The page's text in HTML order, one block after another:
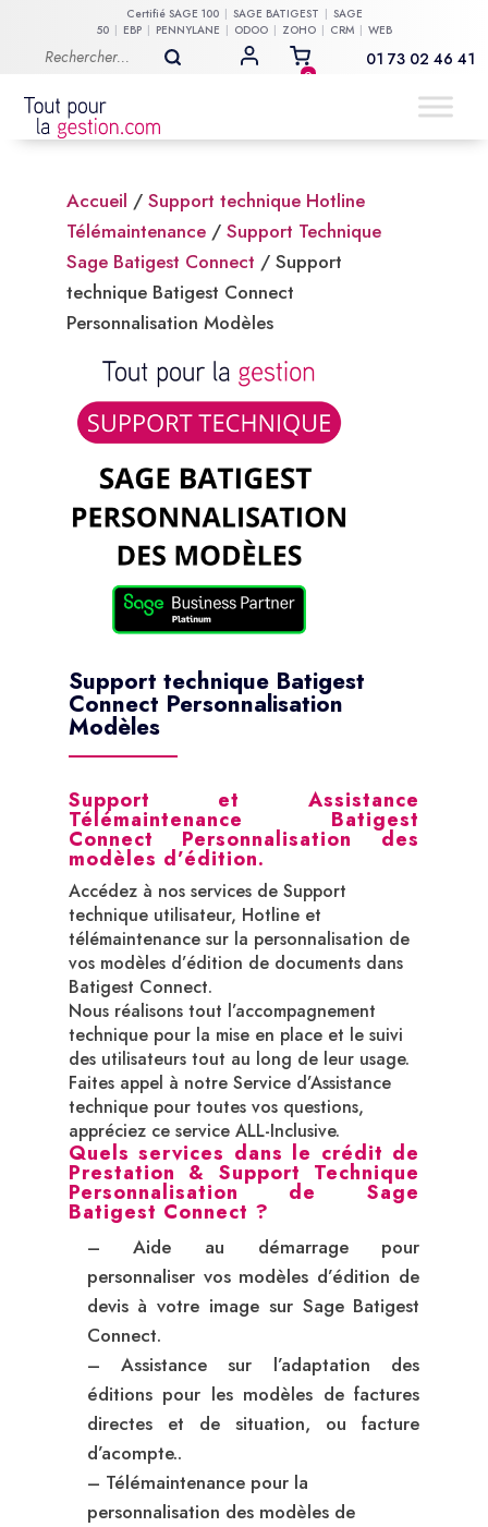
Certifié SAGE 100 SAGE BATIGEST
SAGE
50
EBP PENNYLANE ODOO ZOHO CRM WEB
MON COMPTE
0
01 73 02 46 41
Accueil / Support technique Hotline
Télémaintenance/ Support Technique
Sage Batigest Connect / Support
technique Batigest Connect
Personnalisation Modèles
Support technique Batigest
Connect Personnalisation
Modèles
Support et Assistance
Télémaintenance Batigest
Connect Personnalisation des
modèles d’édition.
Accédez à nos services de Support
technique utilisateur, Hotline et
télémaintenance sur la personnalisation de
vos modèles d’édition de documents dans
Batigest Connect.
Nous réalisons tout l’accompagnement
technique pour la mise en place et le suivi
des utilisateurs tout au long de leur usage.
Faites appel à notre Service d’Assistance
technique pour toutes vos questions,
appréciez ce service ALL-Inclusive.
Quels services dans le crédit de
Prestation & Support Technique
Personnalisation de Sage
Batigest Connect ?
– Aide au démarrage pour
personnaliser vos modèles d’édition de
devis à votre image sur Sage Batigest
Connect.
– Assistance sur l’adaptation des
éditions pour les modèles de factures
directes et de situation, ou facture
d’acompte..
– Télémaintenance pour la
personnalisation des modèles de